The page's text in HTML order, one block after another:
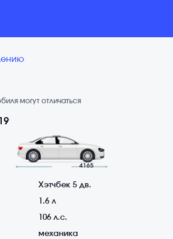
могут отличаться
4165
Хэтчбек 5 дв.
1.6 л
106 л.с.
механика